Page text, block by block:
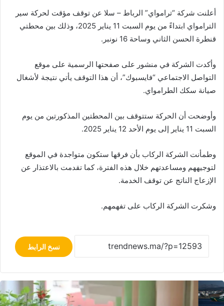
أعلنت شركة “ترامواي” الرباط – سلا عن توقف مؤقت لحركة سير
الترامواي ابتداءً من يوم السبت 11 يناير 2025، وذلك بين محطتي
قنطرة الحسن الثاني وساحة 16 نونبر.
وأكدت الشركة في منشور على صفحتها الرسمية على موقع
التواصل الاجتماعي “فايسبوك”، أن هذا التوقف يأتي نتيجة لأشغال
صيانة سكك الطرامواي.
وأوضحت أن الحركة ستتوقف بين المحطتين المذكورتين من يوم
السبت 11 يناير إلى يوم الأحد 12 يناير 2025.
وطمأنت الشركة الركاب بأن فرقها ستكون متواجدة في الموقع
لتوجيههم ومساعدتهم خلال هذه الفترة، كما تقدمت بالاعتذار عن
الإزعاج الناتج عن توقف الخدمة.
وشكرت الشركة الركاب على تفهمهم.
نسخ الرابط